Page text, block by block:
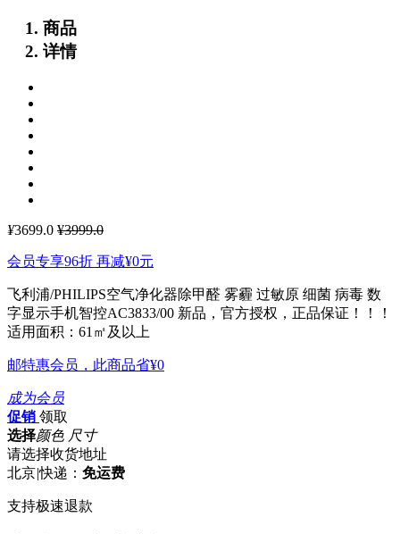
商品
详情
¥3699.0 ¥3999.0
会员专享96折 再减¥0元
飞利浦/PHILIPS空气净化器除甲醛 雾霾 过敏原 细菌 病毒 数
字显示手机智控AC3833/00 新品，官方授权，正品保证！！！
适用面积：61㎡及以上
邮特惠会员，此商品省¥0
成为会员
促销 领取
选择颜色 尺寸
请选择收货地址
北京|快递： 免运费
支持极速退款